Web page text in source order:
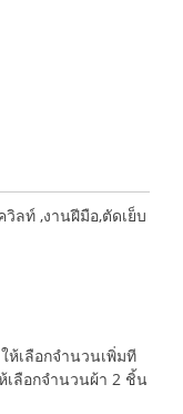
ลท์ ,งานฝีมือ,ตัดเย็บ
ห้เลือกจำนวนเพิ่มที
เลือกจำนวนผ้า 2 ชิ้น